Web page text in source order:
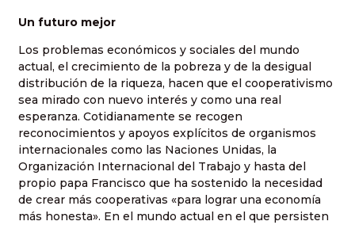
Un futuro mejor
Los problemas económicos y sociales del mundo
actual, el crecimiento de la pobreza y de la desigual
distribución de la riqueza, hacen que el cooperativismo
sea mirado con nuevo interés y como una real
esperanza. Cotidianamente se recogen
reconocimientos y apoyos explícitos de organismos
internacionales como las Naciones Unidas, la
Organización Internacional del Trabajo y hasta del
propio papa Francisco que ha sostenido la necesidad
de crear más cooperativas «para lograr una economía
más honesta». En el mundo actual en el que persisten